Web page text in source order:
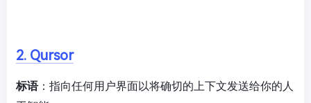
2. Qursor
标语：指向任何用户界面以将确切的上下文发送给你的人